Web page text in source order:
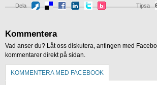
Dela Tipsa
Kommentera
Vad anser du? Låt oss diskutera, antingen med
kommentarer direkt på sidan.
KOMMENTERA MED FACEBOOK